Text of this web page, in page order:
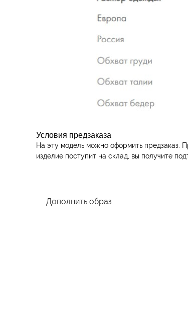
Условия предзаказа
На эту модель можно оформить предзаказ.
изделие поступит на склад, вы получите
Дополнить образ